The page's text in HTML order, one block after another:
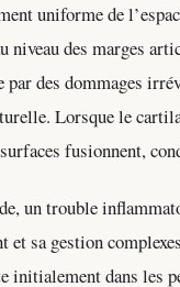
uniforme de
niveau des marges
par des dommages
Lorsque le
fusionnent,
un trouble
et sa gestion
initialement dans les